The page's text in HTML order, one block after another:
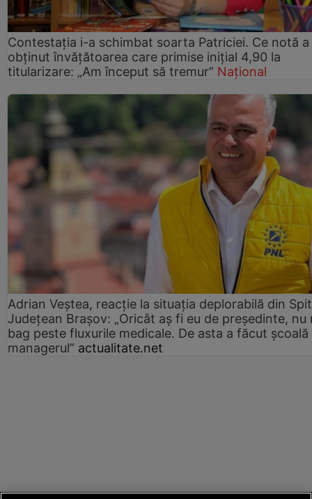
Contestația i-a schimbat soarta Patriciei. Ce notă a
obținut învățătoarea care primise inițial 4,90 la
titularizare: „Am început să tremur” Național
Adrian Veștea, reacție la situația deplorabilă din
Județean Brașov: „Oricât aș fi eu de președinte, nu
bag peste fluxurile medicale. De asta a făcut școală
managerul” actualitate.net